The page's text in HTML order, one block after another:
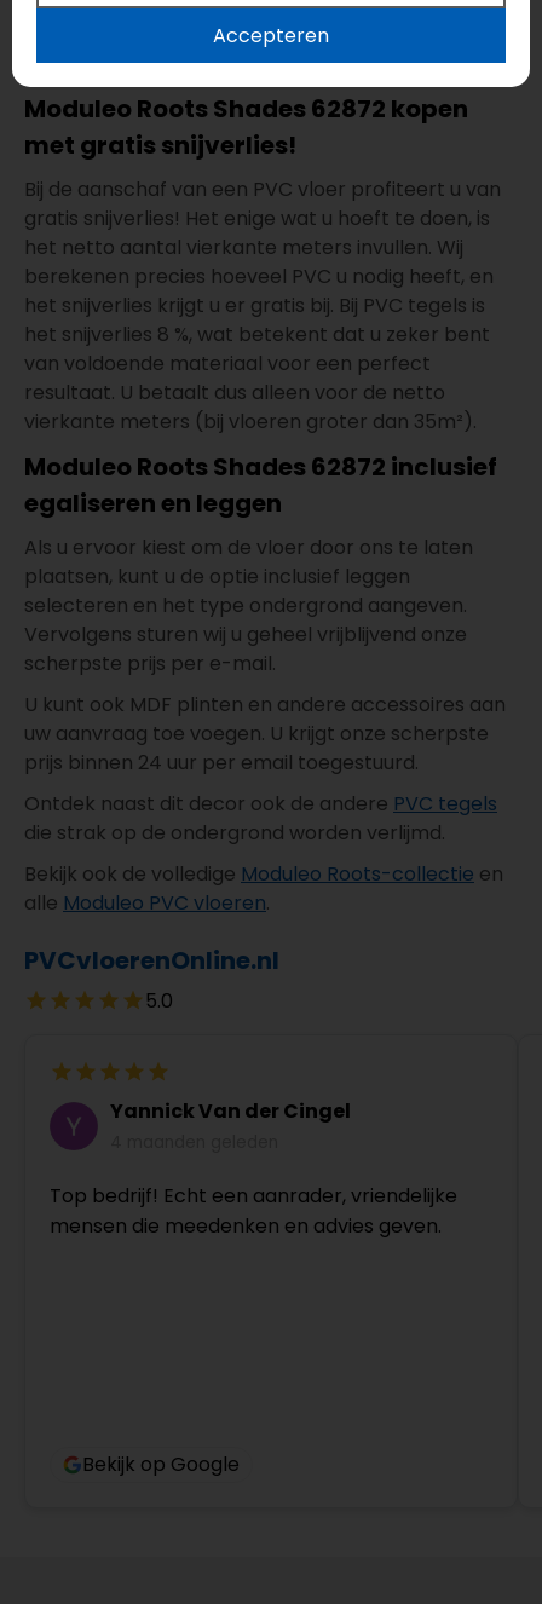
vloerkoeling, geluiddempend en geschikt voor
natte ruimtes.
Moduleo Roots Shades 62872 kopen
met gratis snijverlies!
Bij de aanschaf van een PVC vloer profiteert u van
gratis snijverlies! Het enige wat u hoeft te doen, is
het netto aantal vierkante meters invullen. Wij
berekenen precies hoeveel PVC u nodig heeft, en
het snijverlies krijgt u er gratis bij. Bij PVC tegels is
het snijverlies 8 %, wat betekent dat u zeker bent
van voldoende materiaal voor een perfect
resultaat. U betaalt dus alleen voor de netto
vierkante meters (bij vloeren groter dan 35m²).
Moduleo Roots Shades 62872 inclusief
egaliseren en leggen
Als u ervoor kiest om de vloer door ons te laten
plaatsen, kunt u de optie inclusief leggen
selecteren en het type ondergrond aangeven.
Vervolgens sturen wij u geheel vrijblijvend onze
scherpste prijs per e-mail.
U kunt ook MDF plinten en andere accessoires aan
uw aanvraag toe voegen. U krijgt onze scherpste
prijs binnen 24 uur per email toegestuurd.
Ontdek naast dit decor ook de andere PVC tegels
die strak op de ondergrond worden verlijmd.
Bekijk ook de volledige Moduleo Roots-collectie en
alle Moduleo PVC vloeren.
PVCvloerenOnline.nl
5.0
Yannick Van der Cingel
Top bedrijf! Echt een aanrader, vriendelijke
mensen die meedenken en advies geven.
Bekijk op Google
Accepteren